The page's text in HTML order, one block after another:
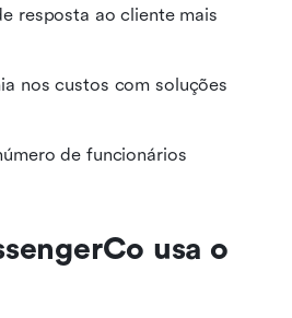
resposta ao cliente mais
nos custos com soluções
de funcionários
usa o